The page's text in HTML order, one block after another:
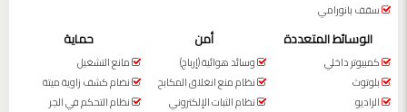
سقف بانورامي
الوسائط المتعددة
كمبيوتر داخلي
بلوتوث
الراديو
أمن
وسائد هوائية (إرباج)
نظام منع انغلاق المكابح
نظام الثبات الإلكتروني
حماية
مانع التشغيل
نضام كشف زاوية ميتة
نظام التحكم في الجر